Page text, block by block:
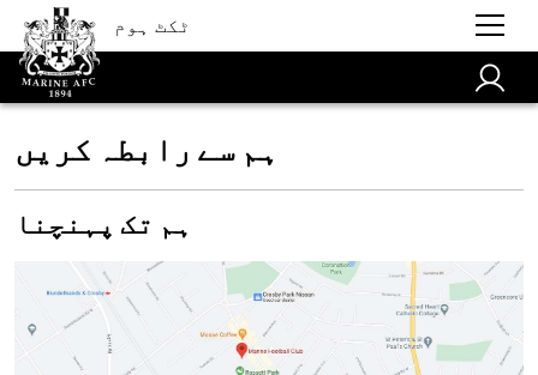
ٹکٹ ہوم
ہم سے رابطہ کریں
ہم تک پہنچنا